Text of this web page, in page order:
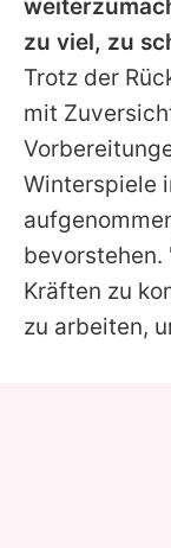
zu viel, zu
Trotz der
mit
Winterspiele
bevorstehen.
Kräften zu
zu arbeiten,